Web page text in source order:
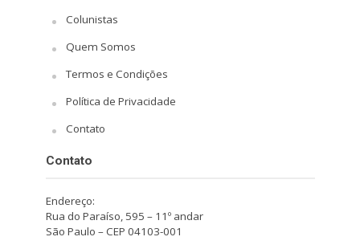
Colunistas
Quem Somos
Termos e Condições
Política de Privacidade
Contato
Contato
Endereço:
Rua do Paraíso, 595 – 11º andar
São Paulo – CEP 04103-001